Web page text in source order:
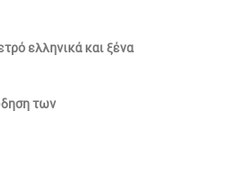
ελληνικά και ξένα
των